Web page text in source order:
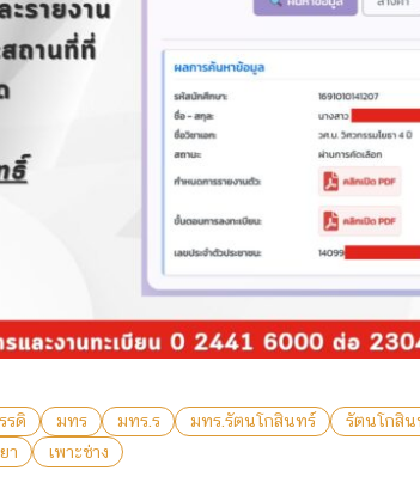
รดิ มทร มทร.ร มทร.รัตนโกสินทร์
รัตนโกสิน
า เพาะช่าง